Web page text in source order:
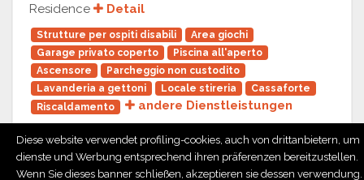
Residence
Detail
Strutture per ospiti disabili
Area giochi
Garage privato coperto
Piscina all'aperto
Ascensore
Parcheggio non custodito
Lavanderia a gettoni
Locale stireria
Cassaforte
Riscaldamento
andere Dienstleistungen
Diese website verwendet profiling-cookies, auch von drittanbietern, um
dienste und Werbung entsprechend ihren präferenzen bereitzustellen.
Wenn Sie dieses banner schließen, akzeptieren sie dessen verwendung.